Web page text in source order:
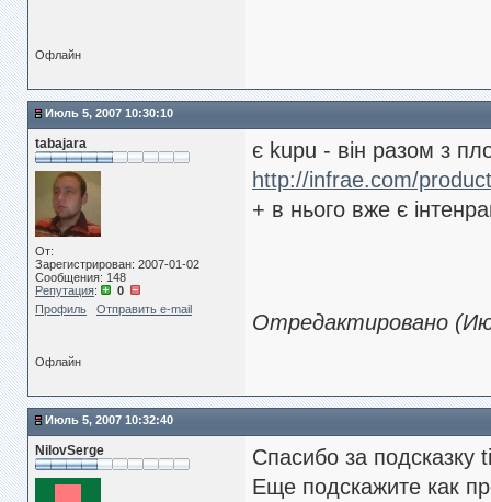
Офлайн
Июль 5, 2007 10:30:10
tabajara
От:
Зарегистрирован: 2007-01-02
Сообщения: 148
Репутация:
0
Профиль
Отправить e-mail
є kupu - він разом з
http://infrae.com/
+ в нього вже є
Отредактировано
Офлайн
Июль 5, 2007 10:32:40
NilovSerge
Спасибо за подсказку
Еще подскажите как